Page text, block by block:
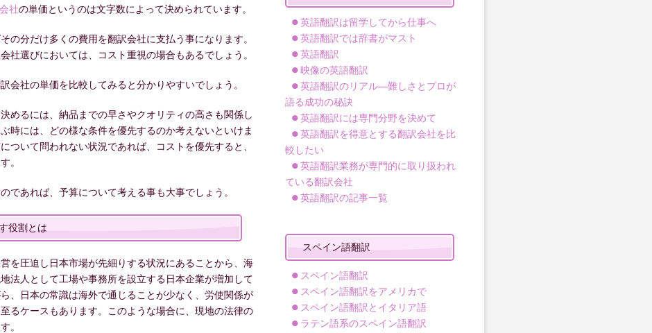
社の単価というのは文字数によって決められています。
の分だけ多くの費用を翻訳会社に支払う事になります。
社選びにおいては、コスト重視の場合もあるでしょう。
会社の単価を比較してみると分かりやすいでしょう。
めるには、納品までの早さやクオリティの高さも関係し
時には、どの様な条件を優先するのか考えないといけま
ついて問われない状況であれば、コストを優先すると、
。
であれば、予算について考える事も大事でしょう。
役割とは
を圧迫し日本市場が先細りする状況にあることから、海
法人として工場や事務所を設立する日本企業が増加して
、日本の常識は海外で通じることが少なく、労使関係が
るケースもあります。このような場合に、現地の法律の
。
英語翻訳は留学してから仕事へ
英語翻訳では辞書がマスト
英語翻訳
映像の英語翻訳
英語翻訳のリアル―難しさとプロが
語る成功の秘訣
英語翻訳には専門分野を決めて
英語翻訳を得意とする翻訳会社を比
較したい
英語翻訳業務が専門的に取り扱われ
ている翻訳会社
英語翻訳の記事一覧
スペイン語翻訳
スペイン語翻訳
スペイン語翻訳をアメリカで
スペイン語翻訳とイタリア語
ラテン語系のスペイン語翻訳